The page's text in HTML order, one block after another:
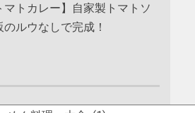
マトカレー】自家製トマトソ
ルウなしで完成！